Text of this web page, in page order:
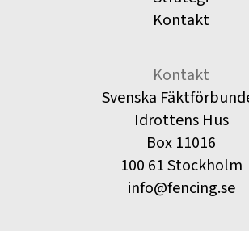
Kontakt
Kontakt
Svenska
Idrottens Hus
Box 11016
100 61 Stockholm
info@fencing.se